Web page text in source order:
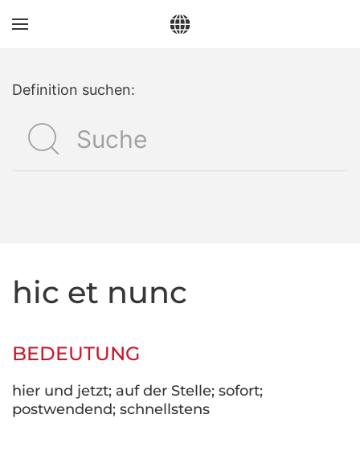
Definition suchen:
hic et nunc
BEDEUTUNG
hier und jetzt; auf der Stelle; sofort;
postwendend; schnellstens